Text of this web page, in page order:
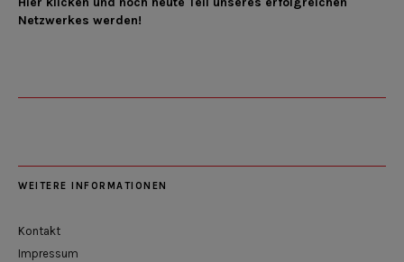
Netzwerkes werden!
WEITERE INFORMATIONEN
Kontakt
Impressum